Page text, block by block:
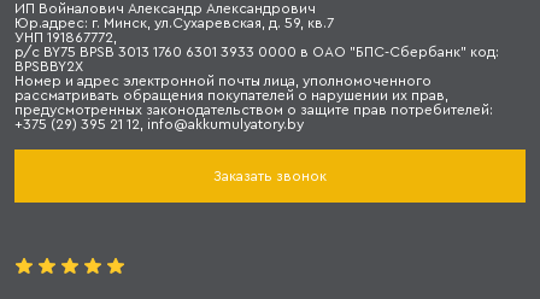
ИП Войналович Александр Александрович
Юр.адрес: г. Минск, ул.Сухаревская, д. 59, кв.7
УНП 191867772,
р/с BY75 BPSB 3013 1760 6301 3933 0000 в ОАО "БПС-Сбербанк" код:
BPSBBY2X
Номер и адрес электронной почты лица, уполномоченного
рассматривать обращения покупателей о нарушении их прав,
предусмотренных законодательством о защите прав потребителей:
+375 (29) 395 21 12, info@akkumulyatory.by
Заказать звонок